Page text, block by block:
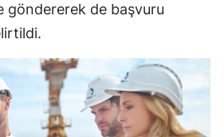
göndererek de başvuru